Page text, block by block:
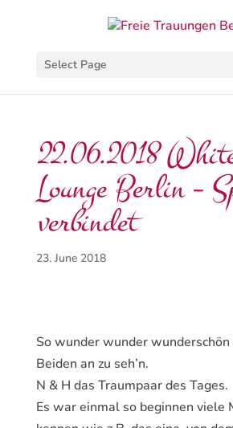
Select Page
22.06.2018
Lounge Berlin –
verbindet
23. June 2018
So wunder wunder wunderschön
Beiden an zu seh’n.
N & H das Traumpaar des Tages.
Es war einmal so beginnen viele